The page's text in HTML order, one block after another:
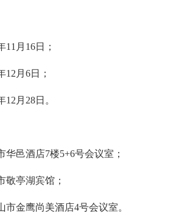
11月16日；
12月6日；
12月28日。
华邑酒店7楼5+6号会议室；
敬亭湖宾馆；
市金鹰尚美酒店4号会议室。